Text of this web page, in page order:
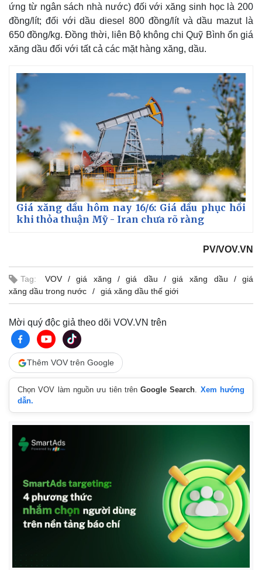
ứng từ ngân sách nhà nước) đối với xăng sinh học là 200
đồng/lít; đối với dầu diesel 800 đồng/lít và dầu mazut là
650 đồng/kg. Đồng thời, liên Bộ không chi Quỹ Bình ổn giá
xăng dầu đối với tất cả các mặt hàng xăng, dầu.
Giá xăng dầu hôm nay 16/6: Giá dầu phục hồi
khi thỏa thuận Mỹ - Iran chưa rõ ràng
PV/VOV.VN
Tag: VOV giá xăng giá dầu giá xăng dầu
giá
xăng dầu trong nước
giá xăng dầu thế giới
Mời quý độc giả theo dõi VOV.VN trên
Thêm VOV trên Google
Chọn VOV làm nguồn ưu tiên trênGoogle Search. Xem hướng
dẫn.